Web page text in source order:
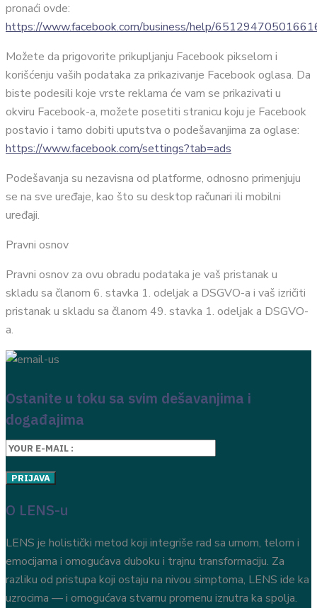
pronaći ovde:
https://www.facebook.com/business/help/
Možete da prigovorite prikupljanju Facebook pikselom i
korišćenju vaših podataka za prikazivanje Facebook oglasa. Da
biste podesili koje vrste reklama će vam se prikazivati u
okviru Facebook-a, možete posetiti stranicu koju je Facebook
postavio i tamo dobiti uputstva o podešavanjima za oglase:
https://www.facebook.com/settings?tab=ads
Podešavanja su nezavisna od platforme, odnosno primenjuju
se na sve uređaje, kao što su desktop računari ili mobilni
uređaji.
Pravni osnov
Pravni osnov za ovu obradu podataka je vaš pristanak u
skladu sa članom 6. stavka 1. odeljak a DSGVO-a i vaš izričiti
pristanak u skladu sa članom 49. stavka 1. odeljak a DSGVO-
a.
Ostanite u toku sa svim dešavanjima i
događajima
O LENS-u
LENS je holistički metod koji integriše rad sa umom, telom i
emocijama i omogućava duboku i trajnu transformaciju. Za
razliku od pristupa koji ostaju na nivou simptoma, LENS ide ka
uzrocima — i omogućava stvarnu promenu iznutra ka spolja.